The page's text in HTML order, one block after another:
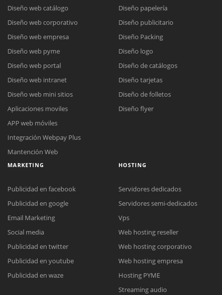
Reunión online
Nuestros ejecutivos le enviarán un correo electrónico con el enlace a
Meet para la reunión online.
Cotización
Complete el formulario y nos contactaremos a la brevedad.
Chat Online
para enviarnos un correo electrónico con sus datos personales.
Diseño web catálogo
Diseño web corporativo
Diseño web empresa
Diseño web pyme
Diseño web portal
Diseño web intranet
Diseño web mini sitios
Aplicaciones moviles
APP web móviles
Integración Webpay Plus
Mantención Web
Diseño papelería
Diseño publicitario
Diseño Packing
Diseño logo
Diseño de catálogos
Diseño tarjetas
Diseño de folletos
Diseño flyer
MARKETING
Publicidad en facebook
Publicidad en google
Email Marketing
Social media
Publicidad en twitter
Publicidad en youtube
Publicidad en waze
HOSTING
Servidores dedicados
Servidores semi-dedicados
Vps
Web hosting reseller
Web hosting corporativo
Web hosting empresa
Hosting PYME
Streaming audio